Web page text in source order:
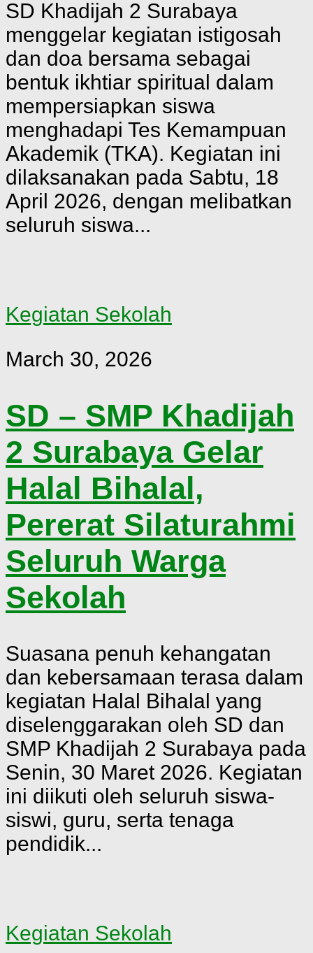
SD Khadijah 2 Surabaya
menggelar kegiatan istigosah
dan doa bersama sebagai
bentuk ikhtiar spiritual dalam
mempersiapkan siswa
menghadapi Tes Kemampuan
Akademik (TKA). Kegiatan ini
dilaksanakan pada Sabtu, 18
April 2026, dengan melibatkan
seluruh siswa...
Kegiatan Sekolah
March 30, 2026
SD – SMP Khadijah
2 Surabaya Gelar
Halal Bihalal,
Pererat Silaturahmi
Seluruh Warga
Sekolah
Suasana penuh kehangatan
dan kebersamaan terasa dalam
kegiatan Halal Bihalal yang
diselenggarakan oleh SD dan
SMP Khadijah 2 Surabaya pada
Senin, 30 Maret 2026. Kegiatan
ini diikuti oleh seluruh siswa-
siswi, guru, serta tenaga
pendidik...
Kegiatan Sekolah